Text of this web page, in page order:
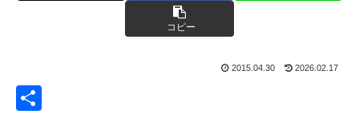
コピー
2015.04.30 2026.02.17